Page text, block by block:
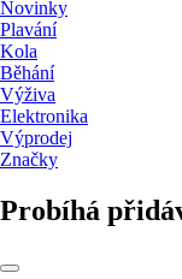
Novinky
Plavání
Kola
Běhání
Výživa
Elektronika
Výprodej
Značky
Probíhá